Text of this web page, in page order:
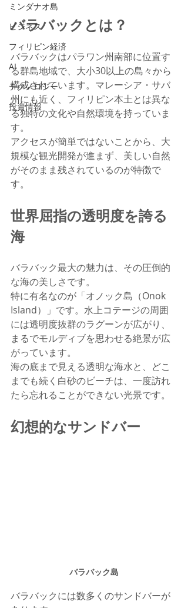
ミンダナオ島
ビジネス
フィリピン経済
AI
テクノロジー
投資情報
バラバックとは？
バラバックはパラワン州南部に位置す
る群島地域で、大小30以上の島々から
構成されています。マレーシア・サバ
州にも近く、フィリピン本土とは異な
る独特の文化や自然環境を持っていま
す。
アクセスが簡単ではないことから、大
規模な観光開発が進まず、美しい自然
がそのまま残されているのが特徴で
す。
世界屈指の透明度を誇る
海
バラバック最大の魅力は、その圧倒的
な海の美しさです。
特に有名なのが「オノック島（Onok
Island）」です。水上コテージの周囲
には透明度抜群のラグーンが広がり、
まるでモルディブを思わせる絶景が広
がっています。
海の底まで見える透明な海水と、どこ
までも続く白砂のビーチは、一度訪れ
たら忘れることができない光景です。
幻想的なサンドバー
バラバック島
バラバックには数多くのサンドバーが